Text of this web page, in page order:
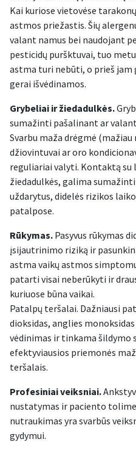
Kai kuriose vietovėse
astmos priežastis. Šių
valant namus bei naudojant
pesticidų puršktuvai, tuo
astma turi nebūti, o prieš
gerai išvėdinamos.
Grybeliai ir žiedadulkės.
sumažinti pašalinant ar
Svarbu maža drėgmė
džiovintuvai ar oro
reguliariai valyti. Kontaktą su
žiedadulkės, galima
uždarytus, didelės rizikos
patalpose.
Rūkymas. Pasyvus rūkymas
įsijautrinimo riziką ir
astma vaikų astmos
patarti visai neberūkyti ir
kuriuose būna vaikai.
Patalpų teršalai. Dažniausi
dioksidas, anglies
vėdinimas ir tinkama šildymo
efektyviausios priemonės
teršalais.
Profesiniai veiksniai.
nustatymas ir paciento
nutraukimas yra svarbūs
gydymui.